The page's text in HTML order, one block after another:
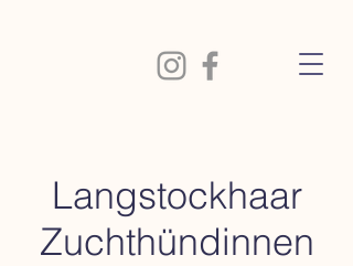
Langstockhaar
Zuchthündinnen